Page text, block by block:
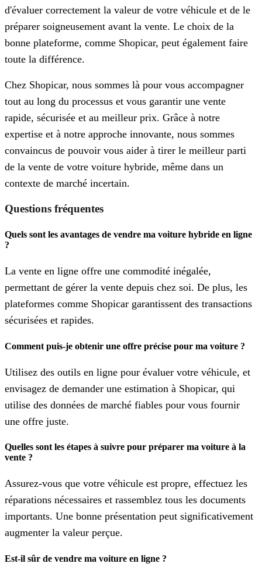
d'évaluer correctement la valeur de votre véhicule et de le
préparer soigneusement avant la vente. Le choix de la
bonne plateforme, comme Shopicar, peut également faire
toute la différence.
Chez Shopicar, nous sommes là pour vous accompagner
tout au long du processus et vous garantir une vente
rapide, sécurisée et au meilleur prix. Grâce à notre
expertise et à notre approche innovante, nous sommes
convaincus de pouvoir vous aider à tirer le meilleur parti
de la vente de votre voiture hybride, même dans un
contexte de marché incertain.
Questions fréquentes
Quels sont les avantages de vendre ma voiture hybride en ligne
?
La vente en ligne offre une commodité inégalée,
permettant de gérer la vente depuis chez soi. De plus, les
plateformes comme Shopicar garantissent des transactions
sécurisées et rapides.
Comment puis-je obtenir une offre précise pour ma voiture ?
Utilisez des outils en ligne pour évaluer votre véhicule, et
envisagez de demander une estimation à Shopicar, qui
utilise des données de marché fiables pour vous fournir
une offre juste.
Quelles sont les étapes à suivre pour préparer ma voiture à la
vente ?
Assurez-vous que votre véhicule est propre, effectuez les
réparations nécessaires et rassemblez tous les documents
importants. Une bonne présentation peut significativement
augmenter la valeur perçue.
Est-il sûr de vendre ma voiture en ligne ?